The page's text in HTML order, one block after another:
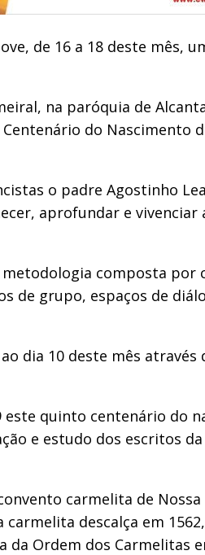
de 16 a 18 deste mês,
na paróquia de
do Nascimento
o padre Agostinho
aprofundar e
composta por
de grupo, espaços de
dia 10 deste mês através
quinto centenário do
e estudo dos escritos da
carmelita de
descalça em
Ordem dos Carmelitas